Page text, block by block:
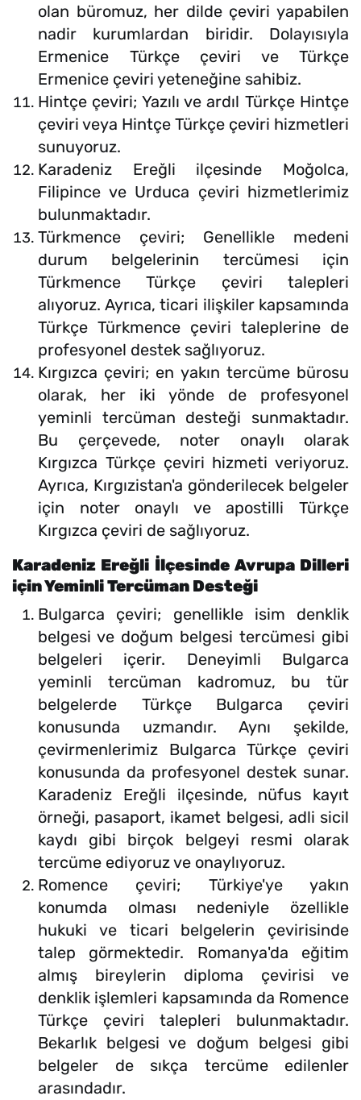
olan büromuz, her dilde çeviri yapabilen
nadir kurumlardan biridir. Dolayısıyla
Ermenice Türkçe çeviri ve Türkçe
Ermenice çeviri yeteneğine sahibiz.
Hintçe çeviri; Yazılı ve ardıl Türkçe Hintçe
çeviri veya Hintçe Türkçe çeviri hizmetleri
sunuyoruz.
Karadeniz Ereğli ilçesinde Moğolca,
Filipince ve Urduca çeviri hizmetlerimiz
bulunmaktadır.
Türkmence çeviri; Genellikle medeni
durum belgelerinin tercümesi için
Türkmence Türkçe çeviri talepleri
alıyoruz. Ayrıca, ticari ilişkiler kapsamında
Türkçe Türkmence çeviri taleplerine de
profesyonel destek sağlıyoruz.
Kırgızca çeviri; en yakın tercüme bürosu
olarak, her iki yönde de profesyonel
yeminli tercüman desteği sunmaktadır.
Bu çerçevede, noter onaylı olarak
Kırgızca Türkçe çeviri hizmeti veriyoruz.
Ayrıca, Kırgızistan'a gönderilecek belgeler
için noter onaylı ve apostilli Türkçe
Kırgızca çeviri de sağlıyoruz.
Karadeniz Ereğli İlçesinde Avrupa Dilleri
için Yeminli Tercüman Desteği
Bulgarca çeviri; genellikle isim denklik
belgesi ve doğum belgesi tercümesi gibi
belgeleri içerir. Deneyimli Bulgarca
yeminli tercüman kadromuz, bu tür
belgelerde Türkçe Bulgarca çeviri
konusunda uzmandır. Aynı şekilde,
çevirmenlerimiz Bulgarca Türkçe çeviri
konusunda da profesyonel destek sunar.
Karadeniz Ereğli ilçesinde, nüfus kayıt
örneği, pasaport, ikamet belgesi, adli sicil
kaydı gibi birçok belgeyi resmi olarak
tercüme ediyoruz ve onaylıyoruz.
Romence çeviri; Türkiye'ye yakın
konumda olması nedeniyle özellikle
hukuki ve ticari belgelerin çevirisinde
talep görmektedir. Romanya'da eğitim
almış bireylerin diploma çevirisi ve
denklik işlemleri kapsamında da Romence
Türkçe çeviri talepleri bulunmaktadır.
Bekarlık belgesi ve doğum belgesi gibi
belgeler de sıkça tercüme edilenler
arasındadır.